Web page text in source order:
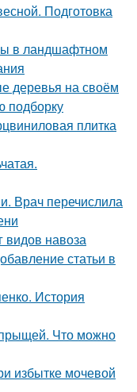
Подготовка
в ландшафтном
деревья на своём
подборку
плитка
Врач перечислила
видов навоза
статьи в
История
Что можно
избытке мочевой